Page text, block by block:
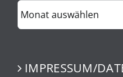
ARCHIV
IMPRESSUM/